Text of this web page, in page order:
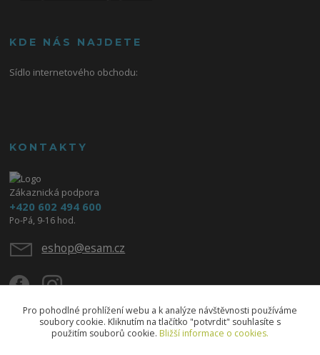
KDE NÁS NAJDETE
Sídlo internetového obchodu:
KONTAKTY
Zákaznická podpora
+420 602 494 600
Po-Pá, 9-16 hod.
eshop@esam.cz
Pro pohodlné prohlížení webu a k analýze návštěvnosti používáme
soubory cookie. Kliknutím na tlačítko "potvrdit" souhlasíte s
použitím souborů cookie. Bližší informace o cookies.